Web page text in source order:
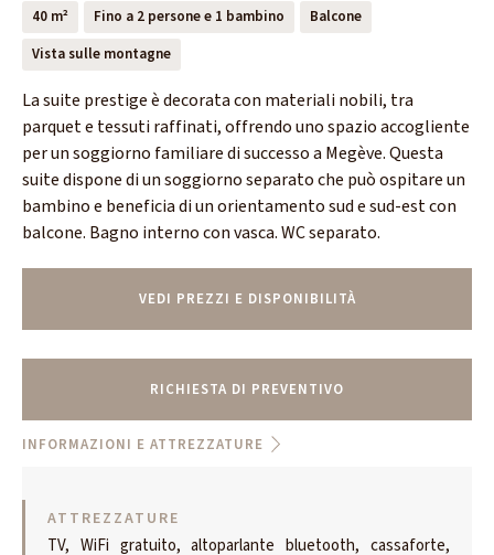
40 m² Fino a 2 persone e 1 bambino
Balcone
Vista sulle montagne
La suite prestige è decorata con materiali nobili, tra
parquet e tessuti raffinati, offrendo uno spazio accogliente
per un soggiorno familiare di successo a Megève. Questa
suite dispone di un soggiorno separato che può ospitare un
bambino e beneficia di un orientamento sud e sud-est con
balcone. Bagno interno con vasca. WC separato.
VEDI PREZZI E DISPONIBILITÀ
RICHIESTA DI PREVENTIVO
INFORMAZIONI E ATTREZZATURE
ATTREZZATURE
TV, WiFi gratuito, altoparlante bluetooth, cassaforte,